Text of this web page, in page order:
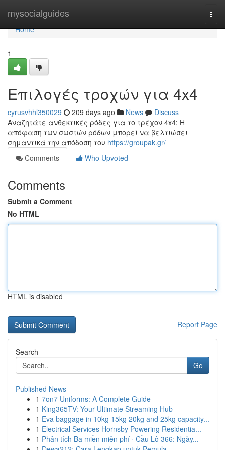
mysocialguides
Home
Home
1
Επιλογές τροχών για 4x4
cyrusvhhl350029 209 days ago News
Discuss
Αναζητάτε ανθεκτικές ρόδες για το τρέχον 4x4; Η
απόφαση των σωστών ρόδων μπορεί να βελτιώσει
σημαντικά την απόδοση του https://groupak.gr/
Comments
Who Upvoted
Comments
Submit a Comment
No HTML
HTML is disabled
Report Page
Search
Go
Published News
1 7on7 Uniforms: A Complete Guide
1 King365TV: Your Ultimate Streaming Hub
1 Eva baggage in 10kg 15kg 20kg and 25kg capacity...
1 Electrical Services Hornsby Powering Residentia...
1 Phân tích Ba miền miễn phí · Cầu Lô 366: Ngày...